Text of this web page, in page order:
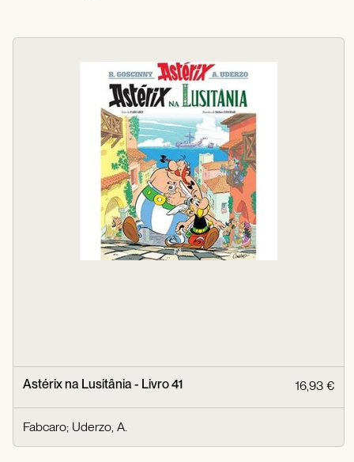
Astérix na Lusitânia - Livro 41 16,93 €
Fabcaro; Uderzo, A.